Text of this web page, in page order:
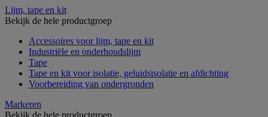
Lijm, tape en kit
Bekijk de hele productgroep
Accessoires voor lijm, tape en kit
Industriële en onderhoudslijm
Tape
Tape en kit voor isolatie, geluidsisolatie en afdichting
Voorbereiding van ondergronden
Markeren
Bekijk de hele productgroep